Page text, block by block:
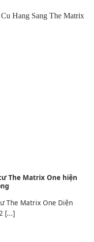
The Matrix One hiện
The Matrix One Diện
[...]